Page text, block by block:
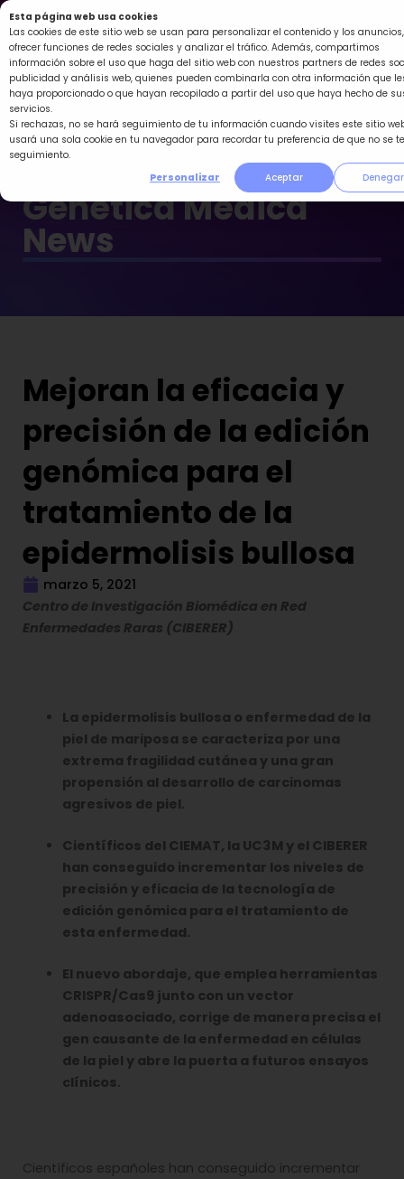
Esta página web usa cookies
Las cookies de este sitio web se usan para personalizar el contenido y los anuncios,
ofrecer funciones de redes sociales y analizar el tráfico. Además, compartimos
información sobre el uso que haga del sitio web con nuestros partners de redes
publicidad y análisis web, quienes pueden combinarla con otra información que
haya proporcionado o que hayan recopilado a partir del uso que haya hecho de
servicios.
Si rechazas, no se hará seguimiento de tu información cuando visites este sitio
usará una sola cookie en tu navegador para recordar tu preferencia de que no se
seguimiento.
Personalizar
Aceptar Denegar
Ir
al
contenido
Genética Médica
News
Mejoran la eficacia y
precisión de la edición
genómica para el
tratamiento de la
epidermolisis bullosa
marzo 5, 2021
Centro de Investigación Biomédica en Red
Enfermedades Raras (CIBERER)
La epidermolisis bullosa o enfermedad de la
piel de mariposa se caracteriza por una
extrema fragilidad cutánea y una gran
propensión al desarrollo de carcinomas
agresivos de piel.
Científicos del CIEMAT, la UC3M y el CIBERER
han conseguido incrementar los niveles de
precisión y eficacia de la tecnología de
edición genómica para el tratamiento de
esta enfermedad.
El nuevo abordaje, que emplea herramientas
CRISPR/Cas9 junto con un vector
adenoasociado, corrige de manera precisa el
gen causante de la enfermedad en células
de la piel y abre la puerta a futuros ensayos
clínicos.
Científicos españoles han conseguido incrementar